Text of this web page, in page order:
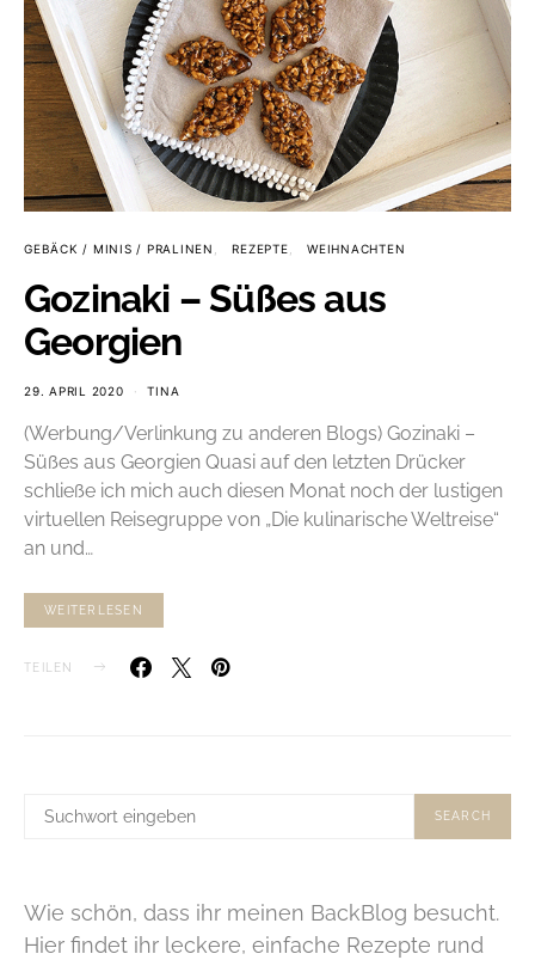
GEBÄCK / MINIS / PRALINEN REZEPTE WEIHNACHTEN
Gozinaki – Süßes aus
Georgien
29. APRIL 2020 TINA
(Werbung/Verlinkung zu anderen Blogs) Gozinaki –
Süßes aus Georgien Quasi auf den letzten Drücker
schließe ich mich auch diesen Monat noch der lustigen
virtuellen Reisegruppe von „Die kulinarische Weltreise“
an und…
WEITERLESEN
TEILEN
SUCHE
SEARCH
Wie schön, dass ihr meinen BackBlog besucht.
Hier findet ihr leckere, einfache Rezepte rund